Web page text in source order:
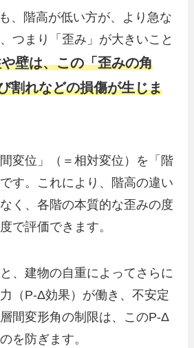
、階高が低い方が、より急な
つまり「歪み」が大きいこと
壁は、この「歪みの角
割れなどの損傷が生じま
変位」（＝相対変位）を「階
す。これにより、階高の違い
く、各階の本質的な歪みの度
で評価できます。
、建物の自重によってさらに
（P-Δ効果）が働き、不安定
間変形角の制限は、このP-Δ
を防ぎます。